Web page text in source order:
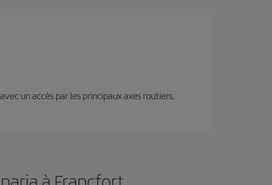
un accès par les principaux axes routiers.